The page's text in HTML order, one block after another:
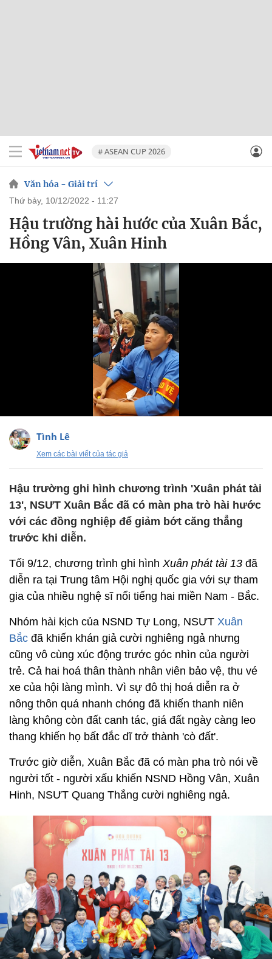
# ASEAN CUP 2026
Văn hóa - Giải trí
thứ bảy, 10/12/2022 - 11:27
Hậu trường hài hước của Xuân Bắc,
Hồng Vân, Xuân Hinh
Tình Lê
Xem các bài viết của tác giả
Hậu trường ghi hình chương trình 'Xuân phát tài
13', NSƯT Xuân Bắc đã có màn pha trò hài hước
với các đồng nghiệp để giảm bớt căng thẳng
trước khi diễn.
Tối 9/12, chương trình ghi hình Xuân phát tài 13 đã
diễn ra tại Trung tâm Hội nghị quốc gia với sự tham
gia của nhiều nghệ sĩ nổi tiếng hai miền Nam - Bắc.
Nhóm hài kịch của NSND Tự Long, NSƯT Xuân
Bắc đã khiến khán giả cười nghiêng ngả nhưng
cũng vô cùng xúc động trước góc nhìn của người
trẻ. Cả hai hoá thân thành nhân viên bảo vệ, thu vé
xe của hội làng mình. Vì sự đô thị hoá diễn ra ở
nông thôn quá nhanh chóng đã khiến thanh niên
làng không còn đất canh tác, giá đất ngày càng leo
thang khiến họ bất đắc dĩ trở thành 'cò đất'.
Trước giờ diễn, Xuân Bắc đã có màn pha trò nói về
người tốt - người xấu khiến NSND Hồng Vân, Xuân
Hinh, NSƯT Quang Thắng cười nghiêng ngả.